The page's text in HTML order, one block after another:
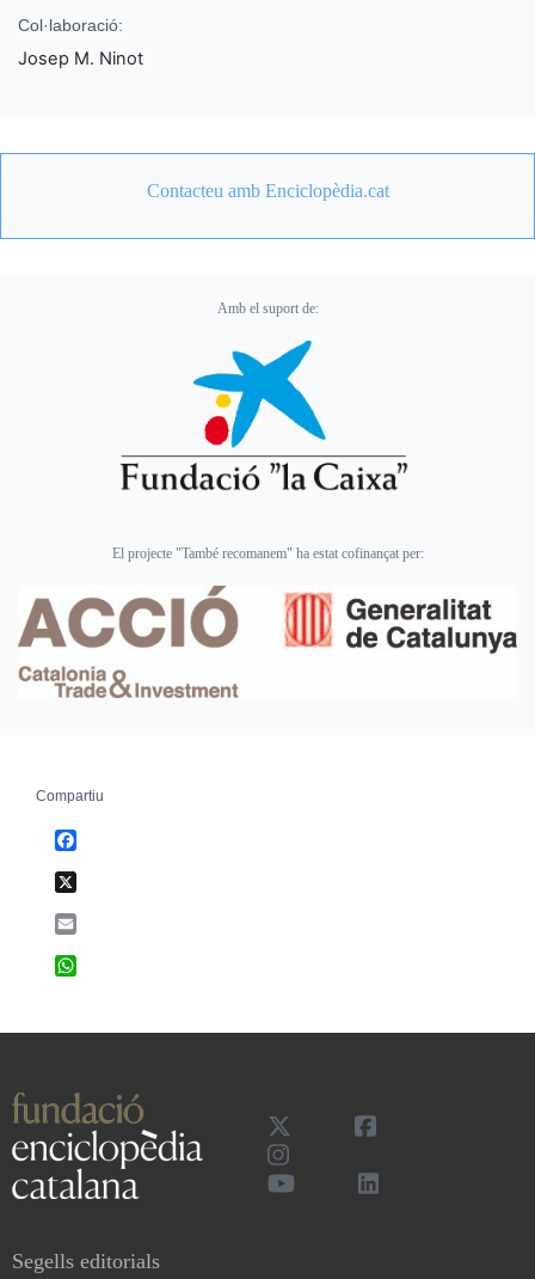
Col·laboració:
Josep M. Ninot
Contacteu amb Enciclopèdia.cat
Amb el suport de:
El projecte "També recomanem" ha estat cofinançat per:
Compartiu
Segells editorials